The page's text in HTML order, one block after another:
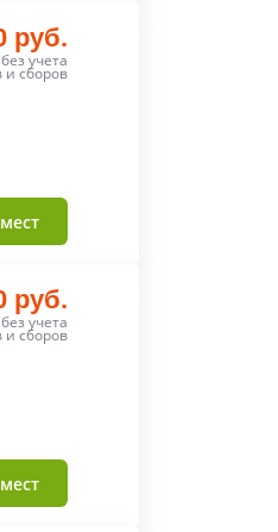
руб.
учета
и сборов
руб.
учета
и сборов